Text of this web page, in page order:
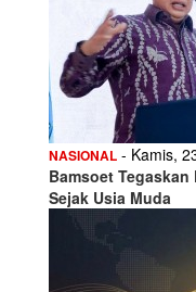
NASIONAL - Kamis,
Bamsoet
Sejak Usia Muda